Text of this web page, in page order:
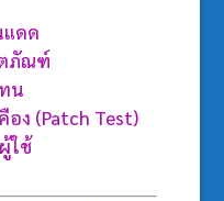
แดด
ตภัณฑ์
น
อง (Patch Test)
ใช้